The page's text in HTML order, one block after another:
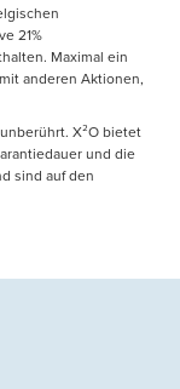
21%
Maximal ein
anderen Aktionen,
X²O bietet
und die
sind auf den